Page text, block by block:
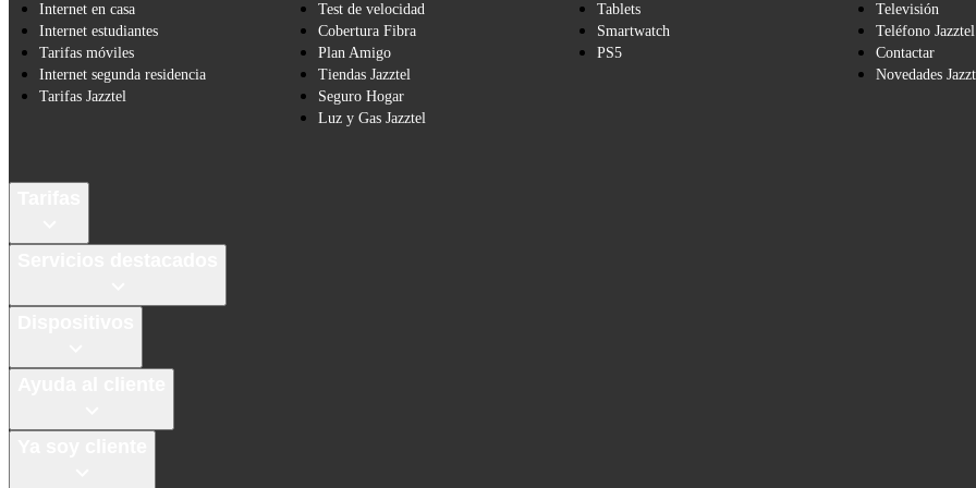
Internet en casa
Internet estudiantes
Tarifas móviles
Internet segunda residencia
Tarifas Jazztel
Test de velocidad
Cobertura Fibra
Plan Amigo
Tiendas Jazztel
Seguro Hogar
Luz y Gas Jazztel
Tablets
Smartwatch
PS5
Televisión
Teléfono Jazztel
Contactar
Novedades